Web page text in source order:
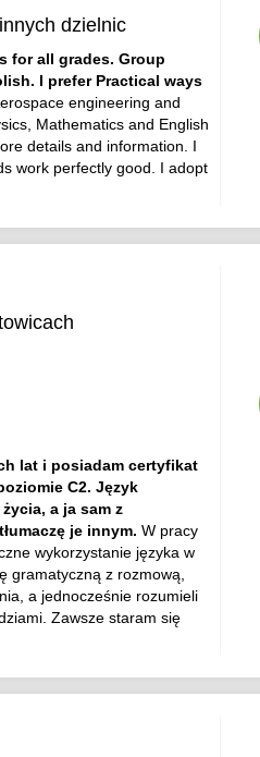
dzielnic
for all grades. Group
I prefer Practical ways
engineering and
Mathematics and English
details and information. I
work perfectly good. I adopt
lat i posiadam certyfikat
C2. Język
a ja sam z
je innym. W pracy
wykorzystanie języka w
gramatyczną z rozmową,
a jednocześnie rozumieli
Zawsze staram się